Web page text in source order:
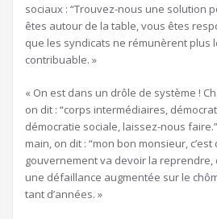
sociaux : “Trouvez-nous une solution
êtes autour de la table, vous êtes
que les syndicats ne rémunèrent plus
contribuable. »
« On est dans un drôle de système !
on dit : “corps intermédiaires,
démocratie sociale, laissez-nous
main, on dit : “mon bon monsieur,
gouvernement va devoir la
une défaillance augmentée sur le
tant d’années. »